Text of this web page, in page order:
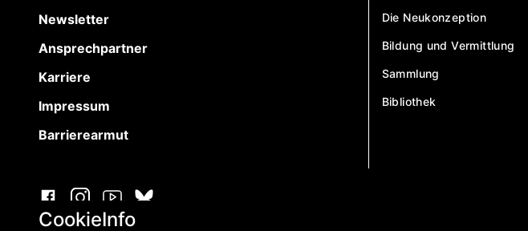
CookieInfo
Newsletter
Ansprechpartner
Karriere
Impressum
Barrierearmut
Die Neukonzeption
Bildung und Vermittlung
Sammlung
Bibliothek